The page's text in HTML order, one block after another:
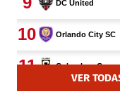
VER